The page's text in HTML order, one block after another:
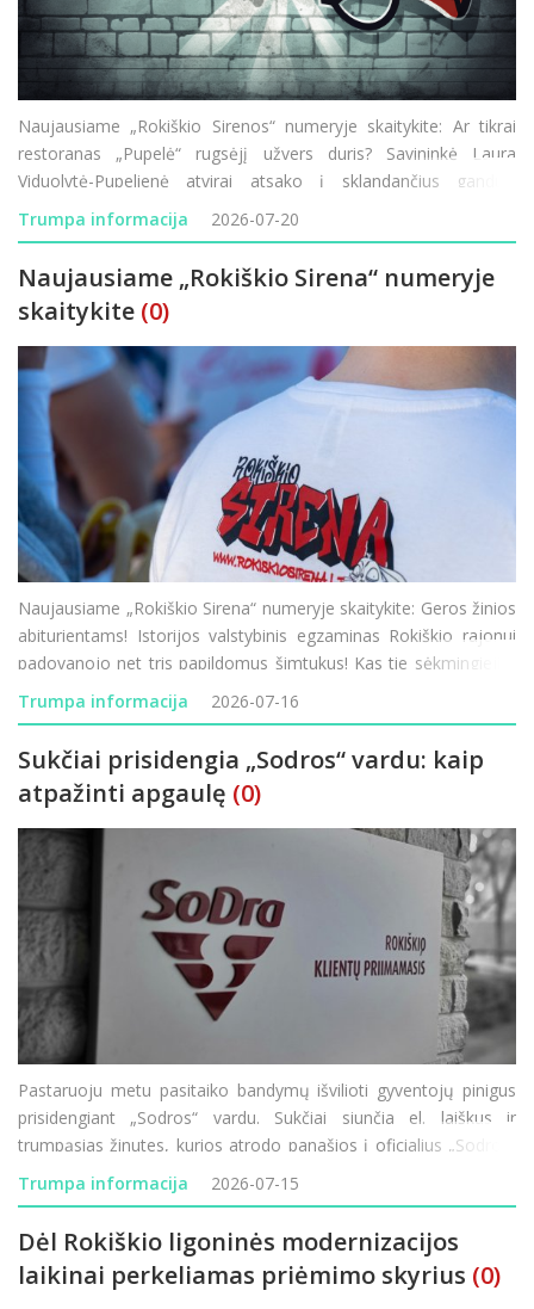
Naujausiame „Rokiškio Sirenos“ numeryje skaitykite: Ar tikrai
restoranas „Pupelė“ rugsėjį užvers duris? Savininkė Laura
Viduolytė-Pupelienė atvirai atsako į sklandančius gandus.
Lietuvos–Latvijos pasienyje vėl vykdomi visą parą trunkantys
transporto patikrini
Trumpa informacija 2026-07-20
Naujausiame „Rokiškio Sirena“ numeryje
skaitykite (0)
Naujausiame „Rokiškio Sirena“ numeryje skaitykite: Geros žinios
abiturientams! Istorijos valstybinis egzaminas Rokiškio rajonui
padovanojo net tris papildomus šimtukus! Kas tie sėkmingieji ir
kaip sekėsi kitiems mūsų krašto moksleiviams? Mados
naujienos mi
Trumpa informacija 2026-07-16
Sukčiai prisidengia „Sodros“ vardu: kaip
atpažinti apgaulę (0)
Pastaruoju metu pasitaiko bandymų išvilioti gyventojų pinigus
prisidengiant „Sodros“ vardu. Sukčiai siunčia el. laiškus ir
trumpąsias žinutes, kurios atrodo panašios į oficialius „Sodros“
pranešimus, tačiau jų tikslas – atskleisti prisijungim
Trumpa informacija 2026-07-15
Dėl Rokiškio ligoninės modernizacijos
laikinai perkeliamas priėmimo skyrius (0)